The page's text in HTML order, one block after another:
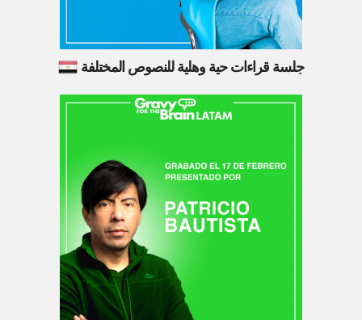
جلسة قراءات حية وهلية للنصوص المختلفة